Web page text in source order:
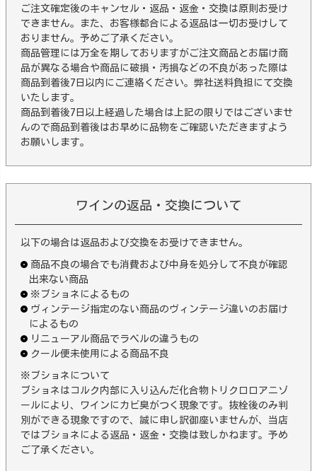
ご注文確定後のキャンセル・返品・返金・交換は原則お受け
できません。また、お客様都合による返品は一切お受けして
おりません。予めご了承ください。
商品管理には万全を期しておりますがご注文商品とお届け商
品が異なる場合や商品に破損・汚損などの不良があった際は
商品到着後7日以内にご連絡ください。弊社送料負担にて交換
いたします。
商品到着後7日以上経過した場合は上記の限りではございませ
んので商品到着後はお早めに品物をご確認いただきますよう
お願いします。
ワインの返品・交換について
以下の場合は返品および交換をお受けできません。
商品不良の場合でも消費および中身を処分して不良が確認
出来ない商品
※ブショネによるもの
ヴィンテージ指定のない商品のヴィンテージ違いのお届け
によるもの
リニューアル商品でラベルの違うもの
クール便未使用による商品不良
※ブショネについて
ブショネはコルク内部に入り込んだ化合物トリクロロアニゾ
ールにより、ワインにカビ臭がつく現象です。抜栓後のみ判
別ができる現象ですので、誠に申し訳御座いませんが、当店
ではブショネによる返品・返金・交換は致しかねます。予め
ご了承ください。